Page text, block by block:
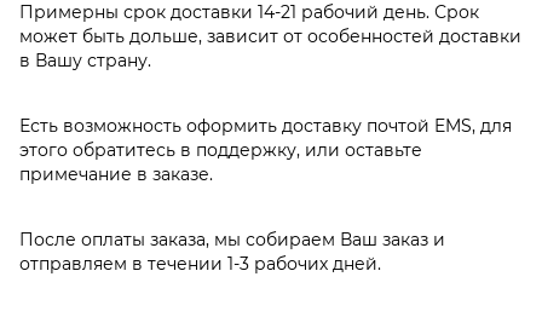
Примерны срок доставки 14-21 рабочий день. Срок
может быть дольше, зависит от особенностей доставки
в Вашу страну.
Есть возможность оформить доставку почтой EMS, для
этого обратитесь в поддержку, или оставьте
примечание в заказе.
После оплаты заказа, мы собираем Ваш заказ и
отправляем в течении 1-3 рабочих дней.